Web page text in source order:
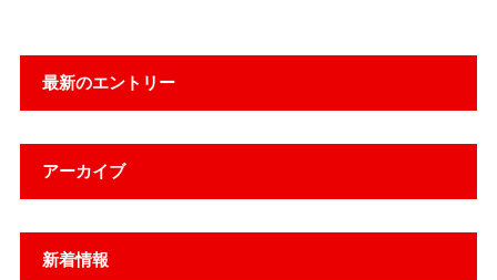
最新のエントリー
アーカイブ
新着情報